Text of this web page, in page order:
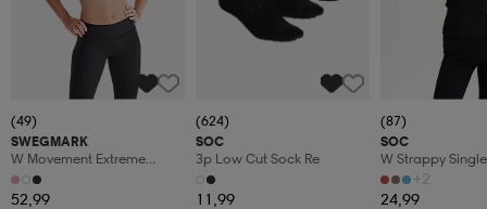
(49)
SWEGMARK
W Movement Extreme
Sportsbra
52,99
(624)
SOC
3p Low Cut Sock Re
11,99
(87)
SOC
W Strappy
+2
24,99